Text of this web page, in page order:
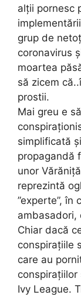
alții pornesc
grup de
coronavirus
moartea
să zicem
prostii.
Mai greu e
simplificată
propagandă
unor
reprezintă
”experte”, în
ambasadori,
Chiar dacă
conspirațiile
care au
Ivy League.